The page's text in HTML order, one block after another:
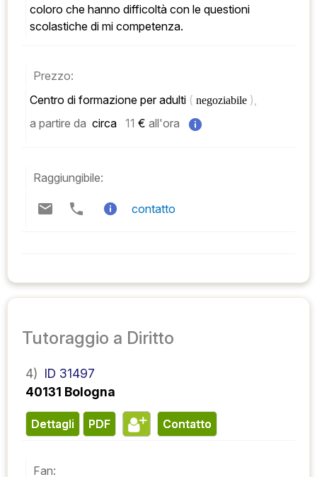
coloro che hanno difficoltà con le questioni
scolastiche di mi competenza.
Prezzo:
Centro di formazione per adulti ( negoziabile ),
a partire da circa 11 € all'ora
Raggiungibile:
contatto
Tutoraggio a Diritto
4) ID 31497
40131 Bologna
Dettagli PDF contatto
Fan: